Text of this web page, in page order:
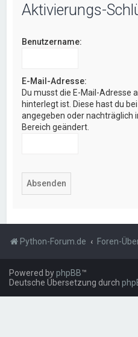
Aktivierungs-
Benutzername:
E-Mail-Adresse:
Du musst die E-Mail-Adresse
hinterlegt ist. Diese hast du
angegeben oder nachträglich
Bereich geändert.
Python-Forum.de Foren-
Powered byphpBB™
Deutsche Übersetzung durch